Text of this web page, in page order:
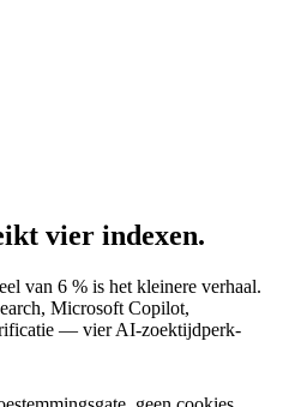
vier indexen.
van 6 % is het kleinere verhaal.
Microsoft Copilot,
— vier AI-zoektijdperk-